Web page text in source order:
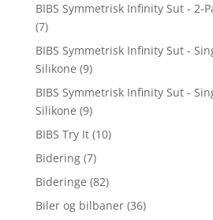
BIBS Symmetrisk Infinity Sut - 2-
(7)
BIBS Symmetrisk Infinity Sut -
Silikone (9)
BIBS Symmetrisk Infinity Sut -
Silikone (9)
BIBS Try It (10)
Bidering (7)
Bideringe (82)
Biler og bilbaner (36)